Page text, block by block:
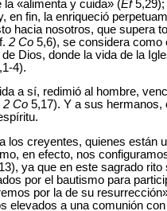
la «alimenta y cuida» (Ef5,29);
en fin, la enriqueció
hacia nosotros, que supera
2 Co 5,6), se considera como
Dios, donde la vida de la
4).
a sí, redimió al hombre,
2 Co 5,17). Y a sus hermanos,
los creyentes, quienes están
en efecto, nos
ya que en este sagrado
por el bautismo para
por la de su
elevados a una comunión